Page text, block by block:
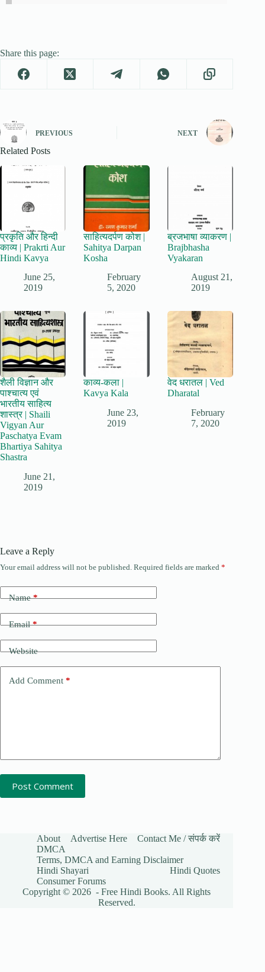
Share this page:
PREVIOUS NEXT
Related Posts
प्रकृति और हिन्दी
काव्य | Prakrti Aur
Hindi Kavya
June 25,
2019
साहित्यदर्पण कोश |
Sahitya Darpan
Kosha
February
5, 2020
ब्रजभाषा व्याकरण |
Brajbhasha
Vyakaran
August 21,
2019
शैली विज्ञान और
पाश्चात्य एवं
भारतीय साहित्य
शास्त्र | Shaili
Vigyan Aur
Paschatya Evam
Bhartiya Sahitya
Shastra
June 21,
2019
काव्य-कला |
Kavya Kala
June 23,
2019
वेद धरातल | Ved
Dharatal
February
7, 2020
Leave a Reply
Your email address will not be published. Required fields are marked *
Name*
Email*
Website
Add Comment *
Post Comment
About Advertise Here
Contact Me / संपर्क करें
DMCA
Terms, DMCA and Earning Disclaimer
Hindi Shayari
Hindi Quotes
Consumer Forums
Copyright © 2026 - Free Hindi Books. All Rights
Reserved.